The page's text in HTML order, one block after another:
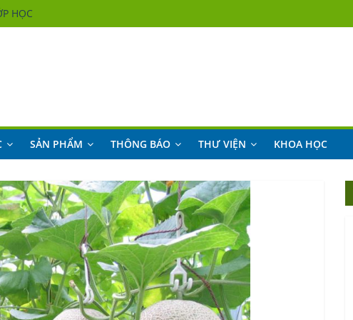
HỌC
HỌC
HỌC
SẢN PHẨM THÔNG BÁO THƯ VIỆN KHOA HỌC